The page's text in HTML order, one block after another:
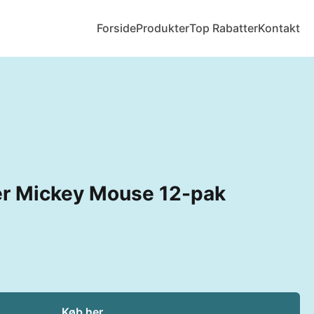
ForsideProdukterTop RabatterKontakt
Mickey Mouse 12-pak